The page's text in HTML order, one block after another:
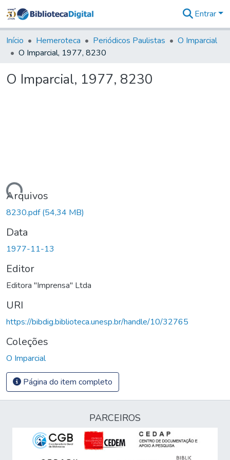
&
Coleções
Tudo na
Digital
Entrar
Início Hemeroteca Periódicos Paulistas
O Imparcial
O Imparcial, 1977, 8230
O Imparcial, 1977, 8230
Arquivos
8230.pdf(54,34 MB)
Data
1977-11-13
Editor
Editora "Imprensa" Ltda
URI
https://bibdig.biblioteca.unesp.br/handle/10/32765
Coleções
O Imparcial
Página do item completo
PARCEIROS